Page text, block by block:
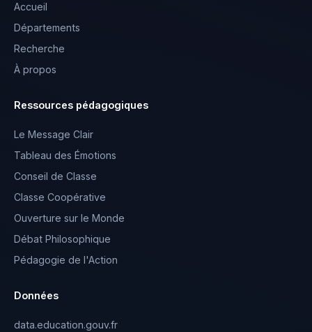
Accueil
Départements
Recherche
À propos
Ressources pédagogiques
Le Message Clair
Tableau des Émotions
Conseil de Classe
Classe Coopérative
Ouverture sur le Monde
Débat Philosophique
Pédagogie de l'Action
Données
data.education.gouv.fr